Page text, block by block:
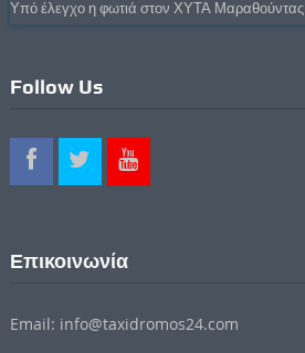
Υπό έλεγχο η φωτιά στον ΧΥΤΑ Μαραθούντας
Follow Us
Επικοινωνία
Email: info@taxidromos24.com